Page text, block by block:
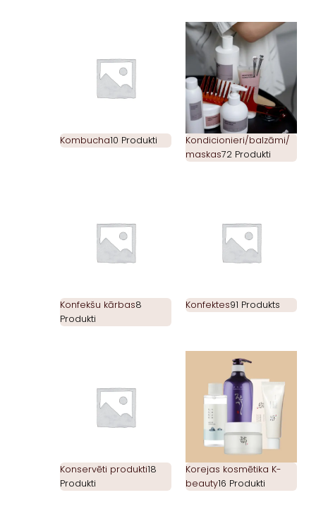
Kombucha10 Produkti
Kondicionieri/balzāmi/
maskas72 Produkti
Konfekšu kārbas8
Produkti
Konfektes91 Produkts
Konservēti produkti18
Produkti
Korejas kosmētika K-
beauty16 Produkti